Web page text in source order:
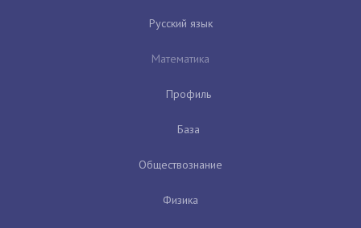
Русский язык
Математика
Профиль
База
Обществознание
Физика